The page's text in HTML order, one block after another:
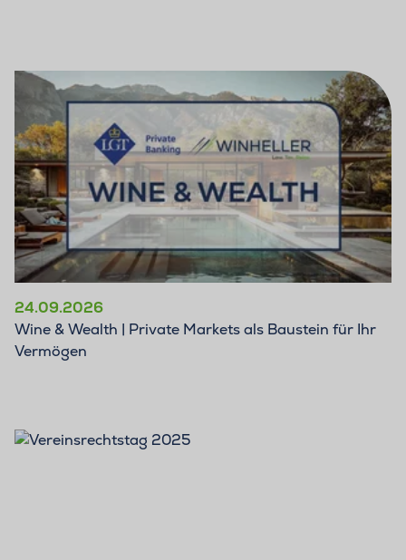
24.09.2026
Wine & Wealth | Private Markets als Baustein für Ihr
Vermögen